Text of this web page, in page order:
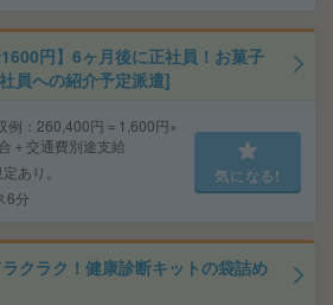
1600円】6ヶ月後に正社員！お菓子
員への紹介予定派遣]
例：260,400円＝1,600円×
＋交通費別途支給
あり。
6分
気になる!
ラクラク！健康診断キットの袋詰め